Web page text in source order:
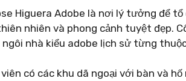
Higuera Adobe là nơi lý tưởng để
nhiên và phong cảnh tuyệt đẹp.
ngôi nhà kiểu adobe lịch sử từng
có các khu dã ngoại với bàn và